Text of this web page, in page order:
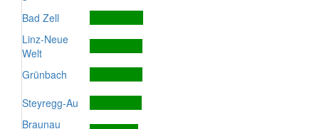
Bad Zell
Linz-Neue
Welt
Grünbach
Steyregg-Au
Braunau